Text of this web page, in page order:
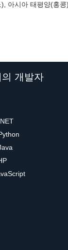
아시아 태평양(홍
개발자